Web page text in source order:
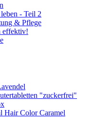
- Teil 2
& Pflege
effektiv!
"zuckerfrei"
Hair Color Caramel